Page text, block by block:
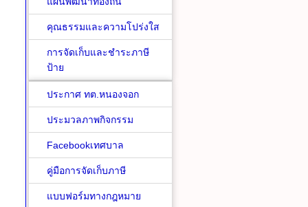
คุณธรรมและความโปร่งใส
การจัดเก็บและชำระภาษี
ป้าย
ประกาศ ทต.หนองจอก
ประมวลภาพกิจกรรม
Facebookเทศบาล
คู่มือการจัดเก็บภาษี
แบบฟอร์มทางกฎหมาย